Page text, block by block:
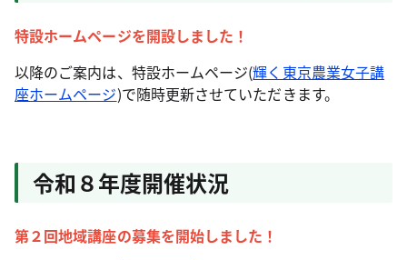
特設ホームページを開設しました！
以降のご案内は、特設ホームページ(輝く東京農業女子講
座ホームページ)で随時更新させていただきます。
令和８年度開催状況
第２回地域講座の募集を開始しました！